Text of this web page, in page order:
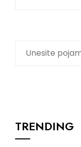
TRENDING